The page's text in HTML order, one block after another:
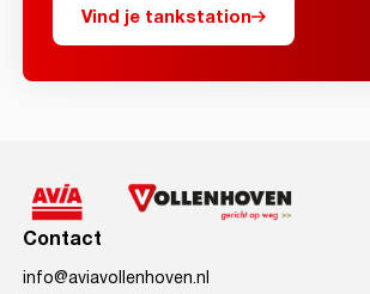
Vind je tankstation
Contact
info@aviavollenhoven.nl